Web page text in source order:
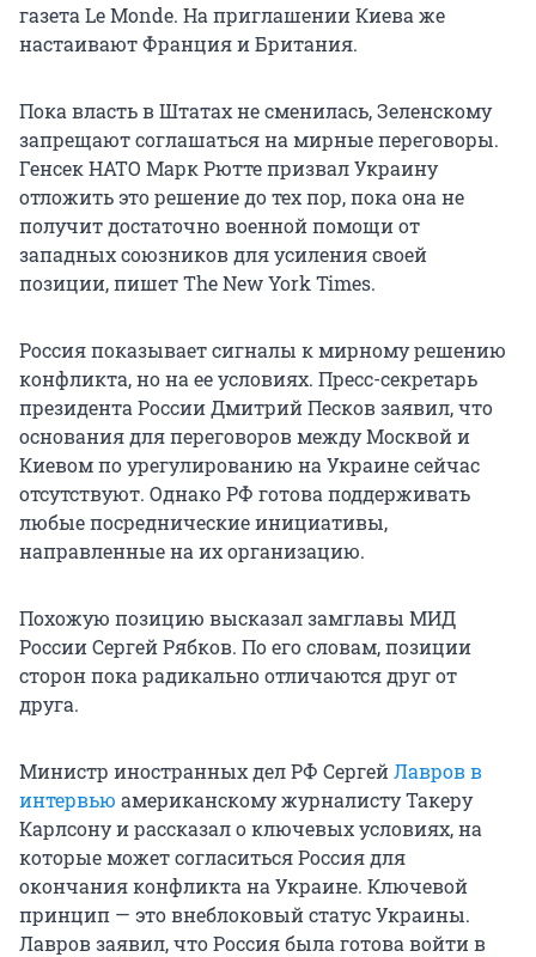
газета Le Monde. На приглашении Киева же
настаивают Франция и Британия.
Пока власть в Штатах не сменилась, Зеленскому
запрещают соглашаться на мирные переговоры.
Генсек НАТО Марк Рютте призвал Украину
отложить это решение до тех пор, пока она не
получит достаточно военной помощи от
западных союзников для усиления своей
позиции, пишет The New York Times.
Россия показывает сигналы к мирному решению
конфликта, но на ее условиях. Пресс-секретарь
президента России Дмитрий Песков заявил, что
основания для переговоров между Москвой и
Киевом по урегулированию на Украине сейчас
отсутствуют. Однако РФ готова поддерживать
любые посреднические инициативы,
направленные на их организацию.
Похожую позицию высказал замглавы МИД
России Сергей Рябков. По его словам, позиции
сторон пока радикально отличаются друг от
друга.
Министр иностранных дел РФ СергейЛавров в
интервью американскому журналисту Такеру
Карлсону и рассказал о ключевых условиях, на
которые может согласиться Россия для
окончания конфликта на Украине. Ключевой
принцип — это внеблоковый статус Украины.
Лавров заявил, что Россия была готова войти в